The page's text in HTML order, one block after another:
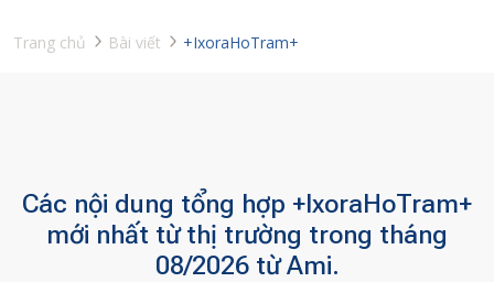
Trang chủ Bài viết +IxoraHoTram+
Các nội dung tổng hợp +IxoraHoTram+
mới nhất từ thị trường trong tháng
08/2026 từ Ami.